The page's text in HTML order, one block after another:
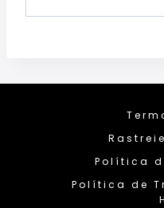
Política
Política de